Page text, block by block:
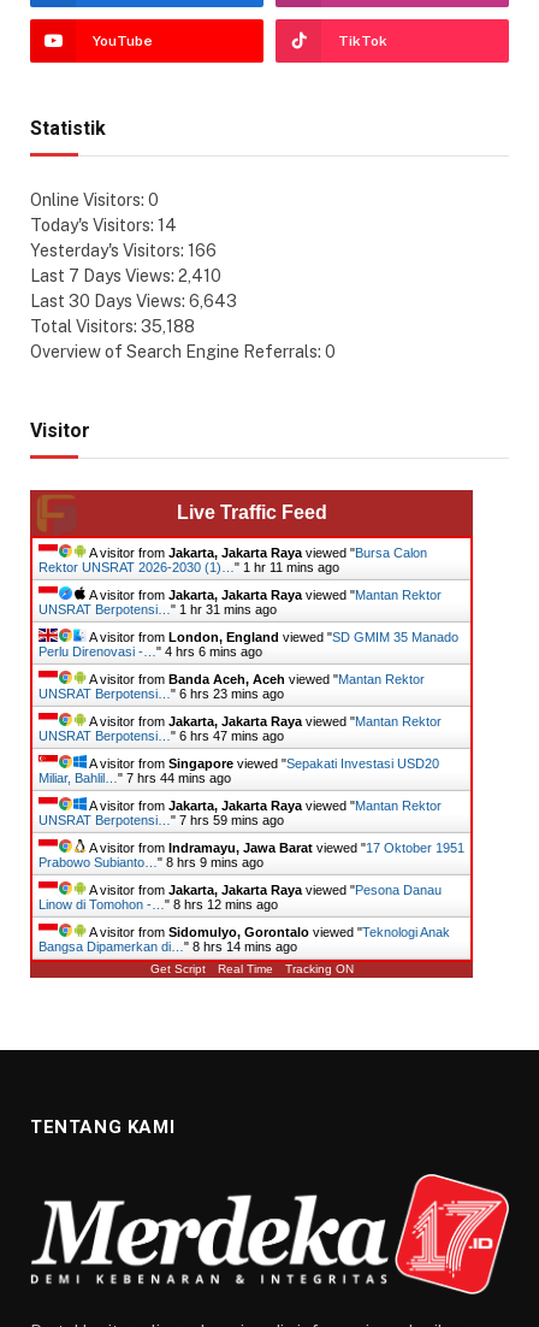
YouTube TikTok
Statistik
Online Visitors: 0
Today's Visitors: 14
Yesterday's Visitors: 166
Last 7 Days Views: 2,410
Last 30 Days Views: 6,643
Total Visitors: 35,188
Overview of Search Engine Referrals: 0
Visitor
Live Traffic Feed
A visitor from Jakarta, Jakarta Raya viewed "Bursa Calon
Rektor UNSRAT 2026-2030 (1)… " 1 hr 11 mins ago
A visitor from Jakarta, Jakarta Raya viewed "Mantan Rektor
UNSRAT Berpotensi… " 1 hr 31 mins ago
A visitor from London, England viewed "SD GMIM 35 Manado
Perlu Direnovasi -… " 4 hrs 6 mins ago
A visitor from Banda Aceh, Aceh viewed "Mantan Rektor
UNSRAT Berpotensi… " 6 hrs 23 mins ago
A visitor from Jakarta, Jakarta Raya viewed "Mantan Rektor
UNSRAT Berpotensi… " 6 hrs 47 mins ago
A visitor from Singapore viewed "Sepakati Investasi USD20
Miliar, Bahlil… " 7 hrs 44 mins ago
A visitor from Jakarta, Jakarta Raya viewed "Mantan Rektor
UNSRAT Berpotensi… " 7 hrs 59 mins ago
A visitor from Indramayu, Jawa Barat viewed "17 Oktober 1951
Prabowo Subianto… " 8 hrs 9 mins ago
A visitor from Jakarta, Jakarta Raya viewed "Pesona Danau
Linow di Tomohon -… " 8 hrs 12 mins ago
A visitor from Sidomulyo, Gorontalo viewed "Teknologi Anak
Bangsa Dipamerkan di… " 8 hrs 15 mins ago
Get Script Real Time Tracking ON
TENTANG KAMI